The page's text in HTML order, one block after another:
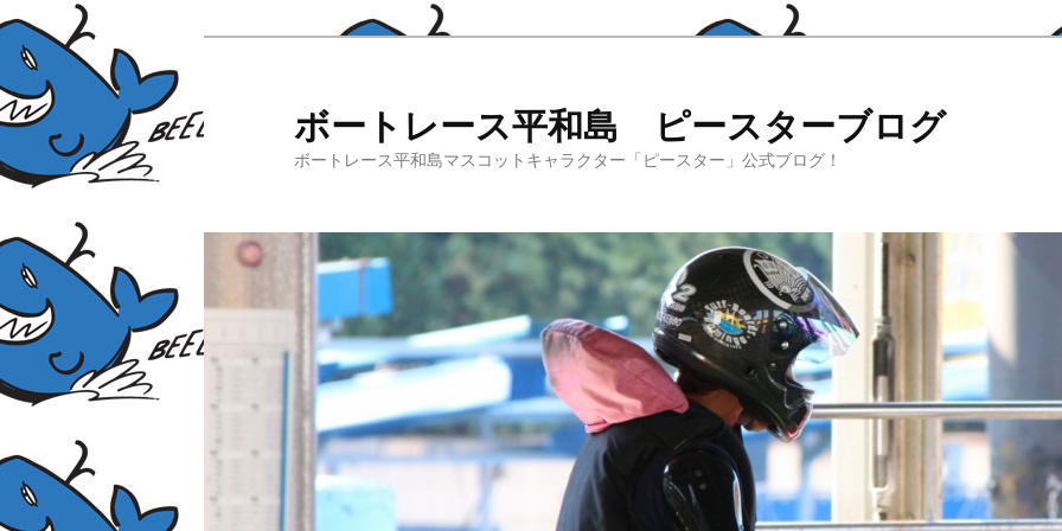
ボートレース平和島 ピースターブログ
ボートレース平和島マスコットキャラクター「ピースター」公式ブログ！